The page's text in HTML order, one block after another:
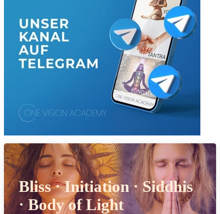
Bliss · Initiation · Siddhis
· Body of Light